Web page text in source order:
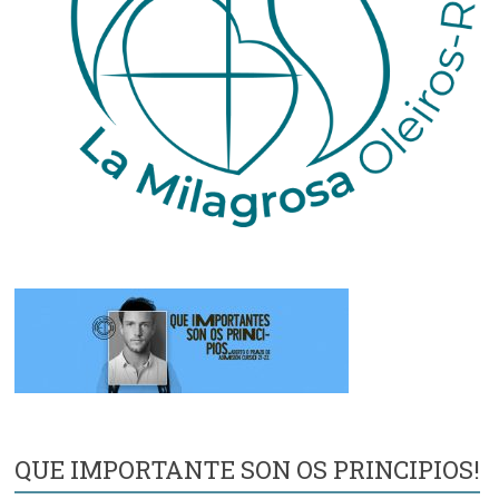
QUE IMPORTANTE SON OS PRINCIPIOS!